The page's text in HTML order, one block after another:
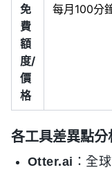
免
費
額
度/
價
格
每月100分
各工具差異點分
Otter.ai ：全